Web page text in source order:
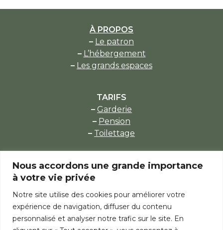
Nous accordons une grande importance
à votre vie privée
Notre site utilise des cookies pour améliorer votre
expérience de navigation, diffuser du contenu
personnalisé et analyser notre trafic sur le site. En
À PROPOS
– Le patron
– L’hébergement
– Les grands espaces
TARIFS
– Garderie
– Pension
– Toilettage
À SAVOIR
–Admissibilité
Horaire type
Horaires d’arrivée et de départ des animaux